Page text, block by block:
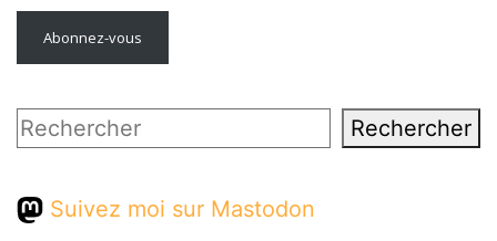
Abonnez-vous
Rechercher Rechercher
Suivez moi sur Mastodon